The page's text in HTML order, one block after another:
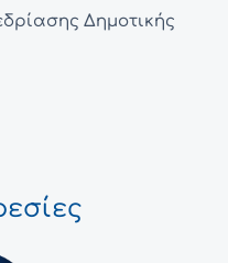
Δημοτικής